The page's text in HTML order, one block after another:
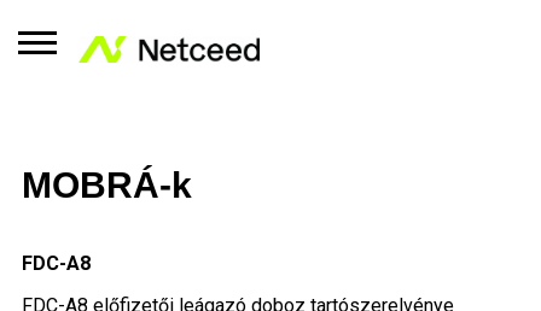
MOBRÁ-k
FDC-A8
FDC-A8 előfizetői leágazó doboz tartószerelvénye